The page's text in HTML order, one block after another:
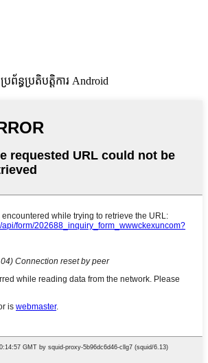
ប្រព័ន្ធប្រតិបត្តិការ Android